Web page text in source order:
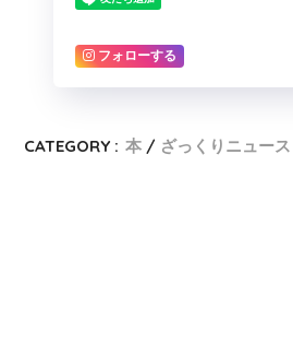
フォローする
CATEGORY : 本 ざっくりニュース